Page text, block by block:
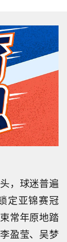
，球迷普遍
定亚锦赛冠
常年原地踏
盈莹、吴梦